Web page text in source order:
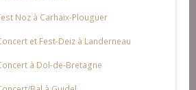
Noz à Carhaix-Plouguer
et Fest-Deiz à Landerneau
à Dol-de-Bretagne